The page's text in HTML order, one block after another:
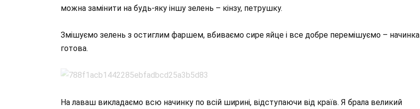
можна замінити на будь-яку іншу зелень – кінзу, петрушку.
Змішуємо зелень з остиглим фаршем, вбиваємо сире яйце і все добре перемішуємо – начинка
готова.
На лаваш викладаємо всю начинку по всій ширині, відступаючи від країв. Я брала великий